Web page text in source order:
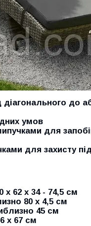
діагонального до
умов
для
для захисту
x 62 x 34 - 74,5 см
80 x 4,5 см
45 см
x 67 см